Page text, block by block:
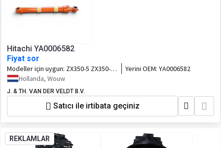
Hitachi YA0006582
Fiyat sor
Modeller için uygun: ZX350-5 ZX350-6
ZX350-7
Yerini OEM: YA0006582
Hollanda, Wouw
J. & TH. VAN DER VELDT B.V.
Satıcı ile irtibata geçiniz
REKLAMLAR